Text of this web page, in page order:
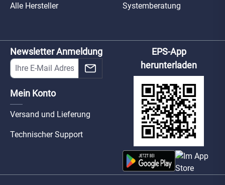
Alle Hersteller Systemberatung
Newsletter Anmeldung
Mein Konto
Versand und Lieferung
Technischer Support
EPS-App
herunterladen